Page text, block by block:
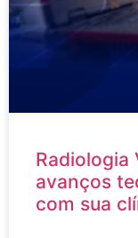
Radiologia
avanços
com sua